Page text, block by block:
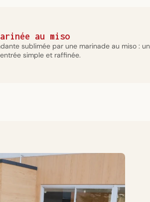
au miso
sublimée par une marinade au miso :
simple et raffinée.